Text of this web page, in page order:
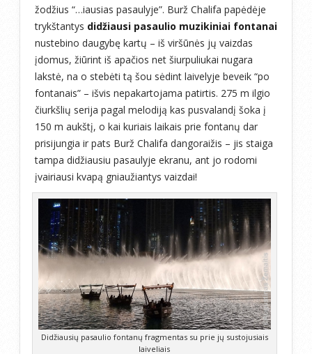
žodžius “…iausias pasaulyje”. Burž Chalifa papėdėje
trykštantys didžiausi pasaulio muzikiniai fontanai
nustebino daugybę kartų – iš viršūnės jų vaizdas
įdomus, žiūrint iš apačios net šiurpuliukai nugara
lakstė, na o stebėti tą šou sėdint laivelyje beveik “po
fontanais” – išvis nepakartojama patirtis. 275 m ilgio
čiurkšlių serija pagal melodiją kas pusvalandį šoka į
150 m aukštį, o kai kuriais laikais prie fontanų dar
prisijungia ir pats Burž Chalifa dangoraižis – jis staiga
tampa didžiausiu pasaulyje ekranu, ant jo rodomi
įvairiausi kvapą gniaužiantys vaizdai!
Didžiausių pasaulio fontanų fragmentas su prie jų sustojusiais
laiveliais